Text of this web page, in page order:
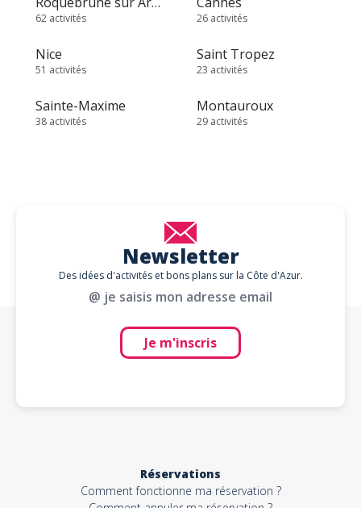
62 activités 26 activités
Nice
51 activités
Saint Tropez
23 activités
Sainte-Maxime
38 activités
Montauroux
29 activités
Newsletter
Des idées d'activités et bons plans sur la Côte d'Azur.
@ je saisis mon adresse email
Je m'inscris
Réservations
Comment fonctionne ma réservation ?